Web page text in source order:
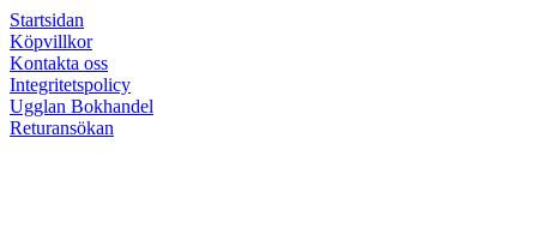
Startsidan
Köpvillkor
Kontakta oss
Integritetspolicy
Ugglan Bokhandel
Returansökan